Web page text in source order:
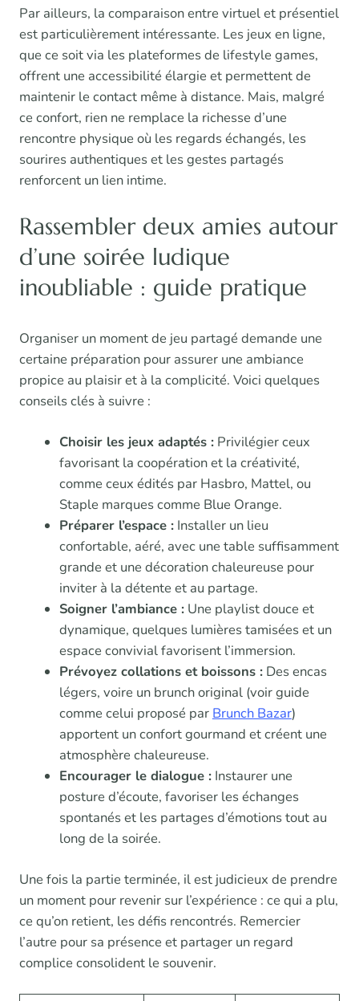
Par ailleurs, la comparaison entre virtuel et présentiel
est particulièrement intéressante. Les jeux en ligne,
que ce soit via les plateformes de lifestyle games,
offrent une accessibilité élargie et permettent de
maintenir le contact même à distance. Mais, malgré
ce confort, rien ne remplace la richesse d’une
rencontre physique où les regards échangés, les
sourires authentiques et les gestes partagés
renforcent un lien intime.
Rassembler deux amies autour
d’une soirée ludique
inoubliable : guide pratique
Organiser un moment de jeu partagé demande une
certaine préparation pour assurer une ambiance
propice au plaisir et à la complicité. Voici quelques
conseils clés à suivre :
Choisir les jeux adaptés :Privilégier ceux
favorisant la coopération et la créativité,
comme ceux édités par Hasbro, Mattel, ou
Staple marques comme Blue Orange.
Préparer l’espace :Installer un lieu
confortable, aéré, avec une table suffisamment
grande et une décoration chaleureuse pour
inviter à la détente et au partage.
Soigner l’ambiance :Une playlist douce et
dynamique, quelques lumières tamisées et un
espace convivial favorisent l’immersion.
Prévoyez collations et boissons :Des encas
légers, voire un brunch original (voir guide
comme celui proposé par Brunch Bazar)
apportent un confort gourmand et créent une
atmosphère chaleureuse.
Encourager le dialogue :Instaurer une
posture d’écoute, favoriser les échanges
spontanés et les partages d’émotions tout au
long de la soirée.
Une fois la partie terminée, il est judicieux de prendre
un moment pour revenir sur l’expérience : ce qui a plu,
ce qu’on retient, les défis rencontrés. Remercier
l’autre pour sa présence et partager un regard
complice consolident le souvenir.